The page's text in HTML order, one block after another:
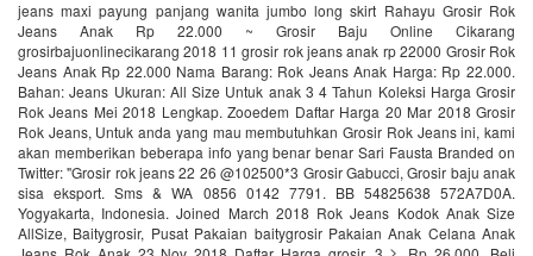
jeans maxi payung panjang wanita jumbo long skirt Rahayu Grosir Rok
Jeans Anak Rp 22.000 ~ Grosir Baju Online Cikarang
grosirbajuonlinecikarang 2018 11 grosir rok jeans anak rp 22000 Grosir Rok
Jeans Anak Rp 22.000 Nama Barang: Rok Jeans Anak Harga: Rp 22.000.
Bahan: Jeans Ukuran: All Size Untuk anak 3 4 Tahun Koleksi Harga Grosir
Rok Jeans Mei 2018 Lengkap. Zooedem Daftar Harga 20 Mar 2018 Grosir
Rok Jeans, Untuk anda yang mau membutuhkan Grosir Rok Jeans ini, kami
akan memberikan beberapa info yang benar benar Sari Fausta Branded on
Twitter: "Grosir rok jeans 22 26 @102500*3 Grosir Gabucci, Grosir baju anak
sisa eksport. Sms & WA 0856 0142 7791. BB 54825638 572A7D0A.
Yogyakarta, Indonesia. Joined March 2018 Rok Jeans Kodok Anak Size
AllSize, Baitygrosir, Pusat Pakaian baitygrosir Pakaian Anak Celana Anak